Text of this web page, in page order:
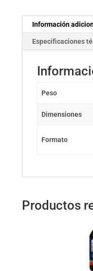
Información
Especificaciones
Peso
Dimensiones
Formato
Productos